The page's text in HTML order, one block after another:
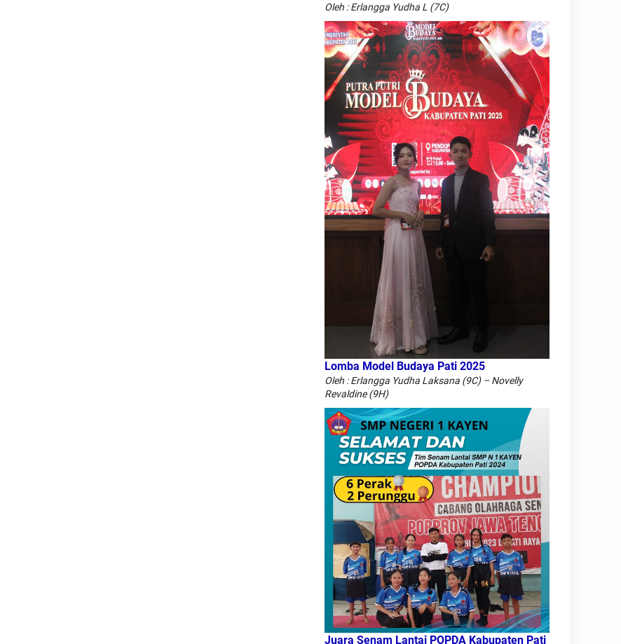
Oleh : Erlangga Yudha L (7C)
Lomba Model Budaya Pati 2025
Oleh : Erlangga Yudha Laksana (9C) – Novelly
Revaldine (9H)
Juara Senam Lantai POPDA Kabupaten Pati